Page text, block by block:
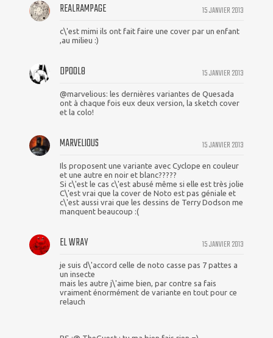
15 JANVIER 2013
REALRAMPAGE
c\'est mimi ils ont fait faire une cover par un enfant
,au milieu :)
15 JANVIER 2013
DPOOL8
@marvelious: les dernières variantes de Quesada
ont à chaque fois eux deux version, la sketch cover
et la colo!
15 JANVIER 2013
MARVELIOUS
Ils proposent une variante avec Cyclope en couleur
et une autre en noir et blanc?????
Si c\'est le cas c\'est abusé même si elle est très jolie
C\'est vrai que la cover de Noto est pas géniale et
c\'est aussi vrai que les dessins de Terry Dodson me
manquent beaucoup :(
15 JANVIER 2013
EL WRAY
je suis d\'accord celle de noto casse pas 7 pattes a
un insecte
mais les autre j\'aime bien, par contre sa fais
vraiment énormément de variante en tout pour ce
relauch